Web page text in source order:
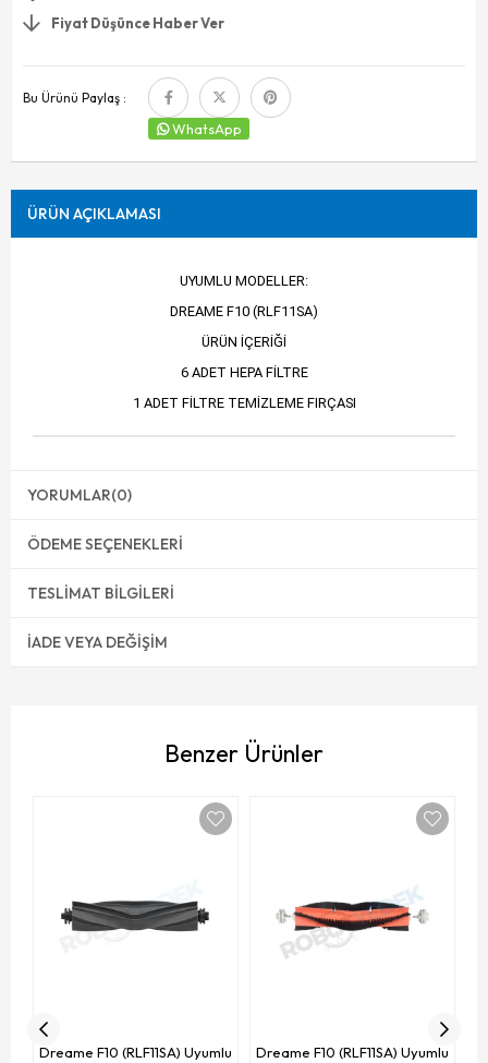
Fiyat Düşünce Haber Ver
Bu Ürünü Paylaş :
WhatsApp
ÜRÜN AÇIKLAMASI
UYUMLU MODELLER:
DREAME F10 (RLF11SA)
ÜRÜN İÇERİĞİ
6 ADET HEPA FİLTRE
1 ADET FİLTRE TEMİZLEME FIRÇASI
YORUMLAR(0)
ÖDEME SEÇENEKLERI
TESLIMAT BILGILERI
İADE VEYA DEĞIŞIM
Benzer Ürünler
Dreame F10 (RLF11SA) Uyumlu
Dreame F10 (RLF11SA) Uyumlu